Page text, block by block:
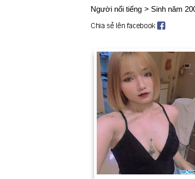
Người nổi tiếng > Sinh năm